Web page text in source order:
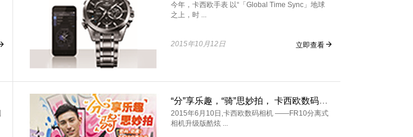
今年，卡西欧手表 以“「Global Time Sync」地球
之上，时 ...
2015年10月12日 立即查看
“分”享乐趣，“骑”思妙拍， 卡西欧数码相机EX-FR10功能升级！
2015年6月10日,卡西欧数码相机 ——FR10分离式
相机升级版酷炫 ...